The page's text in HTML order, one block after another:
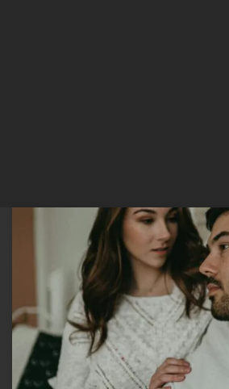
Em um esforço para manter a paz, evitar
parceiro, muitos de nós adotamos um
Guardamos frustrações, engolimos mágoas
realmente sentimos. Embora pareça uma
autopreservação no curto prazo, a
prática tem um custo […]